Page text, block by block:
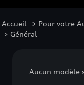
Accueil > Pour votre
> Général
Aucun modèle